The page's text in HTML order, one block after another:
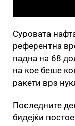
Суровата
референтна
падна на 68
на кое беше
ракети врз
Последните
бидејќи